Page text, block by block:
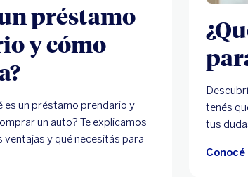
préstamo
y cómo
es un préstamo prendario y
un auto? Te explicamos
ventajas y qué necesitás para
tenés
tus
Conocé